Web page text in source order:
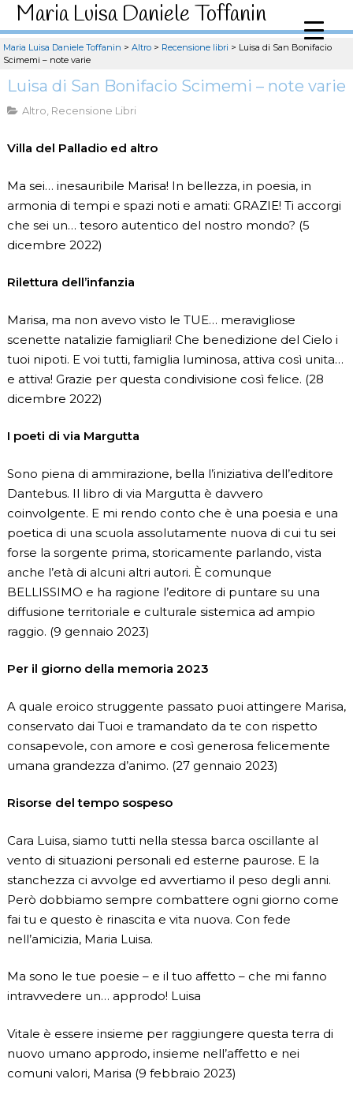
Maria Luisa Daniele Toffanin
Maria Luisa Daniele Toffanin > Altro > Recensione libri > Luisa di San Bonifacio
Scimemi – note varie
Luisa di San Bonifacio Scimemi – note varie
Altro, Recensione Libri
Villa del Palladio ed altro
Ma sei… inesauribile Marisa! In bellezza, in poesia, in
armonia di tempi e spazi noti e amati: GRAZIE! Ti accorgi
che sei un… tesoro autentico del nostro mondo? (5
dicembre 2022)
Rilettura dell’infanzia
Marisa, ma non avevo visto le TUE… meravigliose
scenette natalizie famigliari! Che benedizione del Cielo i
tuoi nipoti. E voi tutti, famiglia luminosa, attiva così unita…
e attiva! Grazie per questa condivisione così felice. (28
dicembre 2022)
I poeti di via Margutta
Sono piena di ammirazione, bella l’iniziativa dell’editore
Dantebus. Il libro di via Margutta è davvero
coinvolgente. E mi rendo conto che è una poesia e una
poetica di una scuola assolutamente nuova di cui tu sei
forse la sorgente prima, storicamente parlando, vista
anche l’età di alcuni altri autori. È comunque
BELLISSIMO e ha ragione l’editore di puntare su una
diffusione territoriale e culturale sistemica ad ampio
raggio. (9 gennaio 2023)
Per il giorno della memoria 2023
A quale eroico struggente passato puoi attingere Marisa,
conservato dai Tuoi e tramandato da te con rispetto
consapevole, con amore e così generosa felicemente
umana grandezza d’animo. (27 gennaio 2023)
Risorse del tempo sospeso
Cara Luisa, siamo tutti nella stessa barca oscillante al
vento di situazioni personali ed esterne paurose. E la
stanchezza ci avvolge ed avvertiamo il peso degli anni.
Però dobbiamo sempre combattere ogni giorno come
fai tu e questo è rinascita e vita nuova. Con fede
nell’amicizia, Maria Luisa.
Ma sono le tue poesie – e il tuo affetto – che mi fanno
intravvedere un… approdo! Luisa
Vitale è essere insieme per raggiungere questa terra di
nuovo umano approdo, insieme nell’affetto e nei
comuni valori, Marisa (9 febbraio 2023)